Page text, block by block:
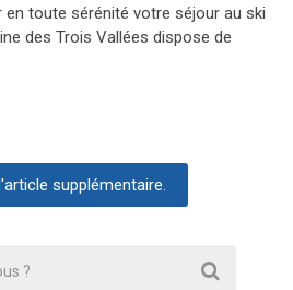
toute sérénité votre séjour au ski
des Trois Vallées dispose de
supplémentaire.